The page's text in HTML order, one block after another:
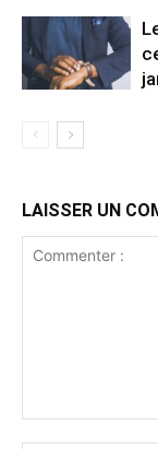
LAISSER UN